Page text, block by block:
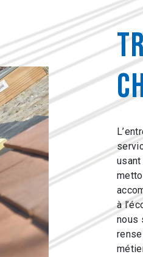
usant
à
nous